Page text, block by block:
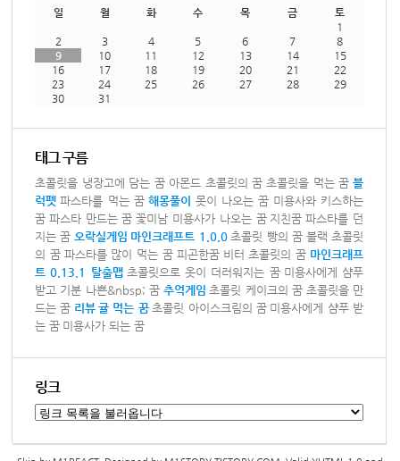
일 월 화 수 목 금
토
1
2
3 4 5 6 7
8
9
10 11 12 13 14
15
16
17 18 19 20 21
22
23
24 25 26 27 28
29
30
31
태그 구름
초콜릿을 냉장고에 담는 꿈 아몬드 초콜릿의 꿈 초콜릿을 먹는 꿈 블
럭펫 파스타를 먹는 꿈 해몽풀이 못이 나오는 꿈 미용사와 키스하는
꿈 파스타 만드는 꿈 꽃미남 미용사가 나오는 꿈 지친꿈 파스타를 던
지는 꿈 오락실게임 마인크래프트 1.0.0 초콜릿 빵의 꿈 블랙 초콜릿
의 꿈 파스타를 많이 먹는 꿈 피곤한꿈 비터 초콜릿의 꿈 마인크래프
트 0.13.1 탈출맵 초콜릿으로 옷이 더러워지는 꿈 미용사에게 샴푸
받고 기분 나쁜&nbsp; 꿈 추억게임 초콜릿 케이크의 꿈 초콜릿을 만
드는 꿈 리뷰 귤 먹는 꿈 초콜릿 아이스크림의 꿈 미용사에게 샴푸 받
는 꿈 미용사가 되는 꿈
링크